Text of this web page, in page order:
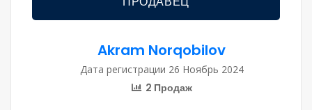
Akram Norqobilov
Дата регистрации 26 Ноябрь 2024
2 Продаж